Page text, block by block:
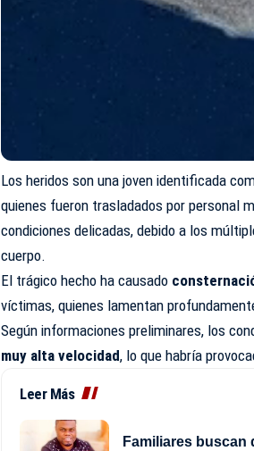
Los heridos son una joven identificada
quienes fueron trasladados por personal
condiciones delicadas, debido a los
cuerpo.
El trágico hecho ha causado
víctimas, quienes lamentan
Según informaciones preliminares, los
muy alta velocidad, lo que habría
Leer Más
Familiares buscan